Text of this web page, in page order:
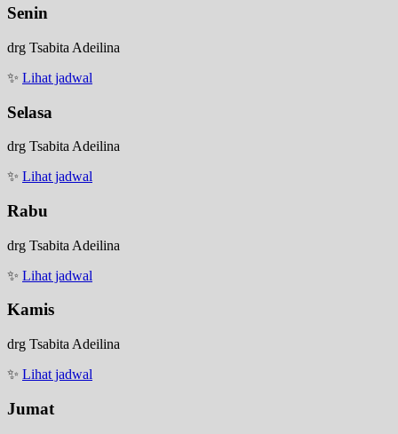
Senin
drg Tsabita Adeilina
✨ Lihat jadwal
Selasa
drg Tsabita Adeilina
✨ Lihat jadwal
Rabu
drg Tsabita Adeilina
✨ Lihat jadwal
Kamis
drg Tsabita Adeilina
✨ Lihat jadwal
Jumat